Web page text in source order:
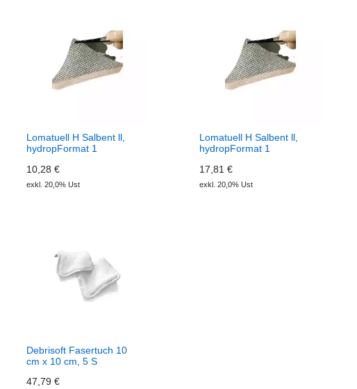
Lomatuell H Salbent ll,
hydropFormat 1
10,28 €
exkl. 20,0% Ust
Lomatuell H Salbent ll,
hydropFormat 1
17,81 €
exkl. 20,0% Ust
Debrisoft Fasertuch 10
cm x 10 cm, 5 S
47,79 €